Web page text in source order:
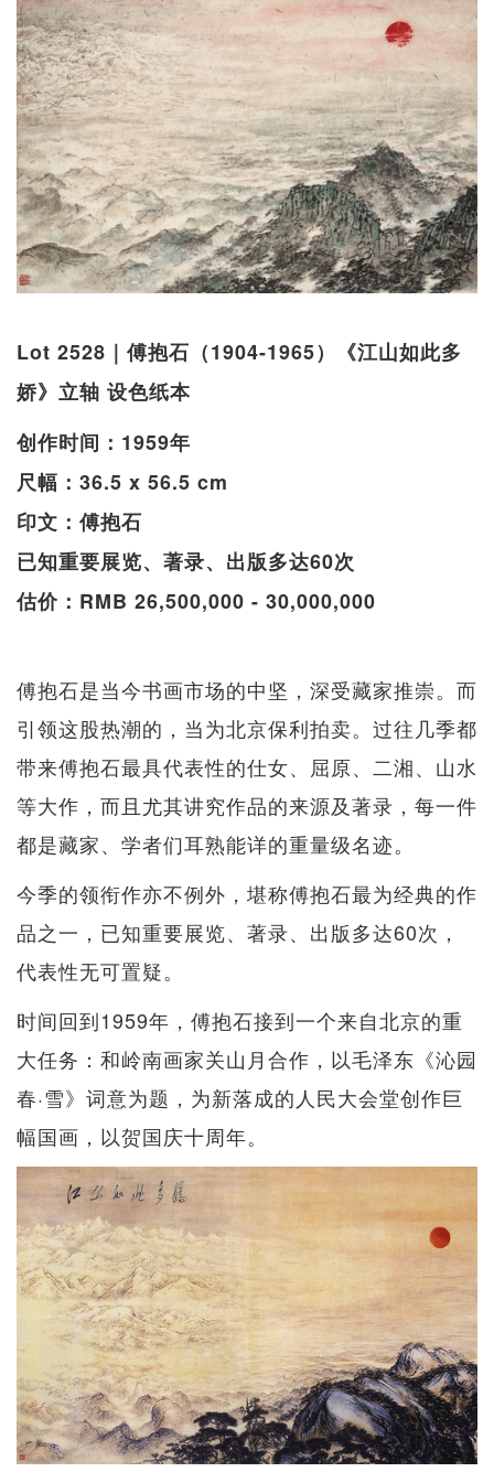
Lot 2528｜傅抱石（1904-1965）《江山如此多
娇》立轴 设色纸本
创作时间：1959年
尺幅：36.5 x 56.5 cm
印文：傅抱石
已知重要展览、著录、出版多达60次
估价：RMB 26,500,000 - 30,000,000
傅抱石是当今书画市场的中坚，深受藏家推崇。而
引领这股热潮的，当为北京保利拍卖。过往几季都
带来傅抱石最具代表性的仕女、屈原、二湘、山水
等大作，而且尤其讲究作品的来源及著录，每一件
都是藏家、学者们耳熟能详的重量级名迹。
今季的领衔作亦不例外，堪称傅抱石最为经典的作
品之一，已知重要展览、著录、出版多达60次，
代表性无可置疑。
时间回到1959年，傅抱石接到一个来自北京的重
大任务：和岭南画家关山月合作，以毛泽东《沁园
春·雪》词意为题，为新落成的人民大会堂创作巨
幅国画，以贺国庆十周年。